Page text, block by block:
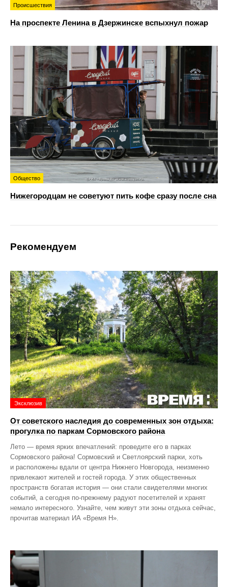
Происшествия
На проспекте Ленина в Дзержинске вспыхнул пожар
Общество
Нижегородцам не советуют пить кофе сразу после сна
Рекомендуем
Эксклюзив
От советского наследия до современных зон отдыха:
прогулка по паркам Сормовского района
Лето — время ярких впечатлений: проведите его в парках
Сормовского района! Сормовский и Светлоярский парки, хоть
и расположены вдали от центра Нижнего Новгорода, неизменно
привлекают жителей и гостей города. У этих общественных
пространств богатая история — они стали свидетелями многих
событий, а сегодня по‑прежнему радуют посетителей и хранят
немало интересного. Узнайте, чем живут эти зоны отдыха сейчас,
прочитав материал ИА «Время Н».